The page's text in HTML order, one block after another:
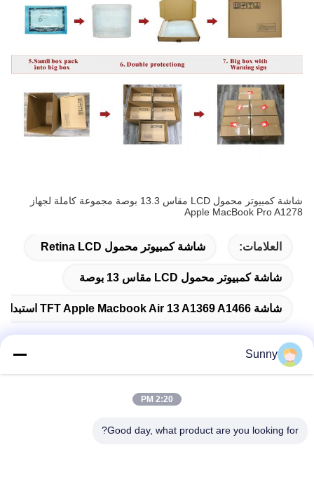
شاشة كمبيوتر محمول LCD مقاس 13.3 بوصة مجموعة كاملة لجهاز
Apple MacBook Pro A1278
العلامات: شاشة كمبيوتر محمول Retina LCD
شاشة كمبيوتر محمول LCD مقاس 13 بوصة
شاشة TFT Apple Macbook Air 13 A1369 A1466 استبدال شاشة الكمبيوتر المحمول LED LCD
العنوان
Sunny
2:20 PM
Good day, what product are you looking for?